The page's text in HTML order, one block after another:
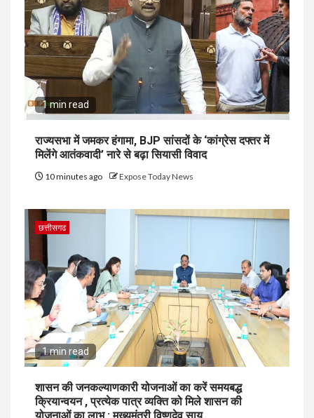
1 min read
राज्यसभा में जमकर हंगामा, BJP सांसदों के ‘कांग्रेस दफ्तर में
मिलेंगे आतंकवादी’ नारे से बढ़ा सियासी विवाद
10 minutes ago Expose Today News
छत्तीसगढ
1 min read
शासन की जनकल्याणकारी योजनाओं का करें समयबद्ध
क्रियान्वयन , प्रत्येक पात्र व्यक्ति को मिले शासन की